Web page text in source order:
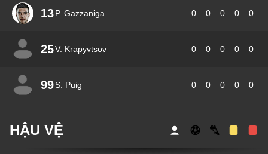
13P. Gazzaniga 0 0 0 0 0
25V. Krapyvtsov 0 0 0 0 0
99S. Puig 0 0 0 0 0
HẬU VỆ